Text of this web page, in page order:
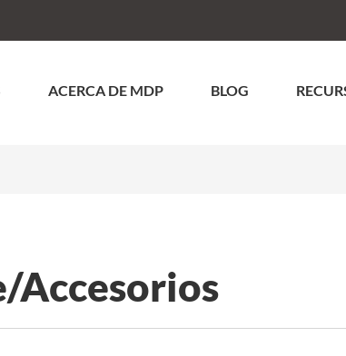
ACERCA DE MDP BLOG
Accesorios